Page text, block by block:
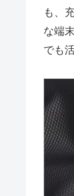
も、
な端
でも